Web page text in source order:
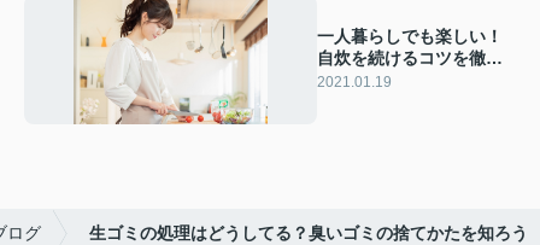
一人暮らしでも楽しい！
自炊を続けるコツを徹底
的にマスターしよう
2021.01.19
ログ 生ゴミの処理はどうしてる？臭いゴミの捨てかたを知ろう